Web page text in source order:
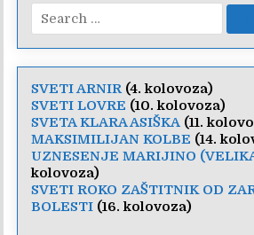
Search
for:
SVETI ARNIR (4. kolovoza)
SVETI LOVRE (10. kolovoza)
SVETA KLARA ASIŠKA (11.
MAKSIMILIJAN KOLBE (14.
UZNESENJE MARIJINO
kolovoza)
SVETI ROKO ZAŠTITNIK OD
BOLESTI (16. kolovoza)